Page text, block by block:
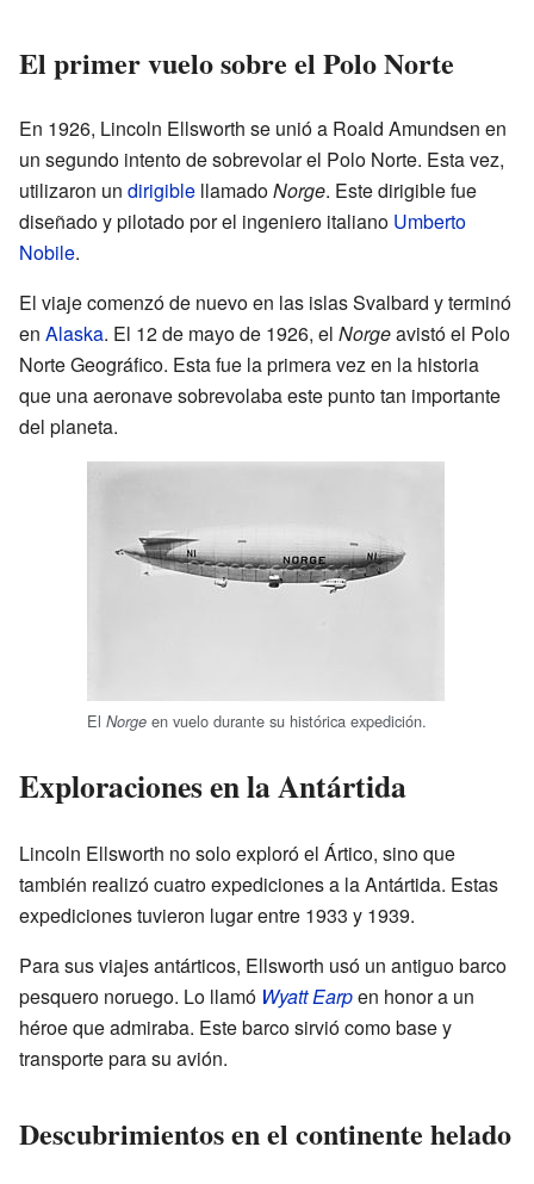
El primer vuelo sobre el Polo Norte
En 1926, Lincoln Ellsworth se unió a Roald Amundsen en
un segundo intento de sobrevolar el Polo Norte. Esta vez,
utilizaron un dirigible llamadoNorge. Este dirigible fue
diseñado y pilotado por el ingeniero italiano Umberto
Nobile.
El viaje comenzó de nuevo en las islas Svalbard y terminó
en Alaska. El 12 de mayo de 1926, el Norgeavistó el Polo
Norte Geográfico. Esta fue la primera vez en la historia
que una aeronave sobrevolaba este punto tan importante
del planeta.
El Norge en vuelo durante su histórica expedición.
Exploraciones en la Antártida
Lincoln Ellsworth no solo exploró el Ártico, sino que
también realizó cuatro expediciones a la Antártida. Estas
expediciones tuvieron lugar entre 1933 y 1939.
Para sus viajes antárticos, Ellsworth usó un antiguo barco
pesquero noruego. Lo llamó Wyatt Earpen honor a un
héroe que admiraba. Este barco sirvió como base y
transporte para su avión.
Descubrimientos en el continente helado